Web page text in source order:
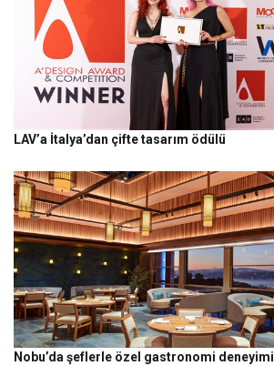
LAV’a İtalya’dan çifte tasarım ödülü
Nobu’da şeflerle özel gastronomi deneyimi